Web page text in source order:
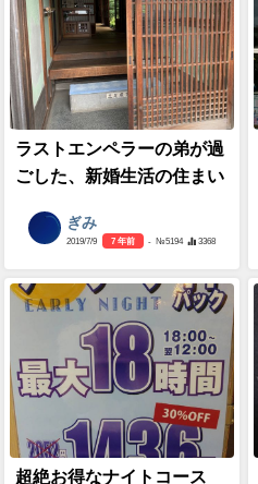
ラストエンペラーの弟が過
ごした、新婚生活の住まい
ぎみ
2019/7/9 7 年前 - №5194 3368
超絶お得なナイトコース